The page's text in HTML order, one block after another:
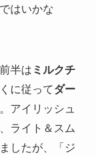
はいかな
半は ミルクチ
に従ってダー
アイリッシュ
ライト＆スム
したが、「ジ